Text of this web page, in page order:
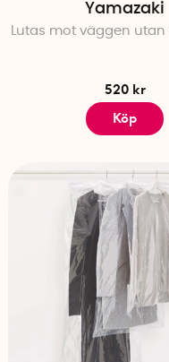
Yamazaki
Lutas mot väggen
520 kr
Köp